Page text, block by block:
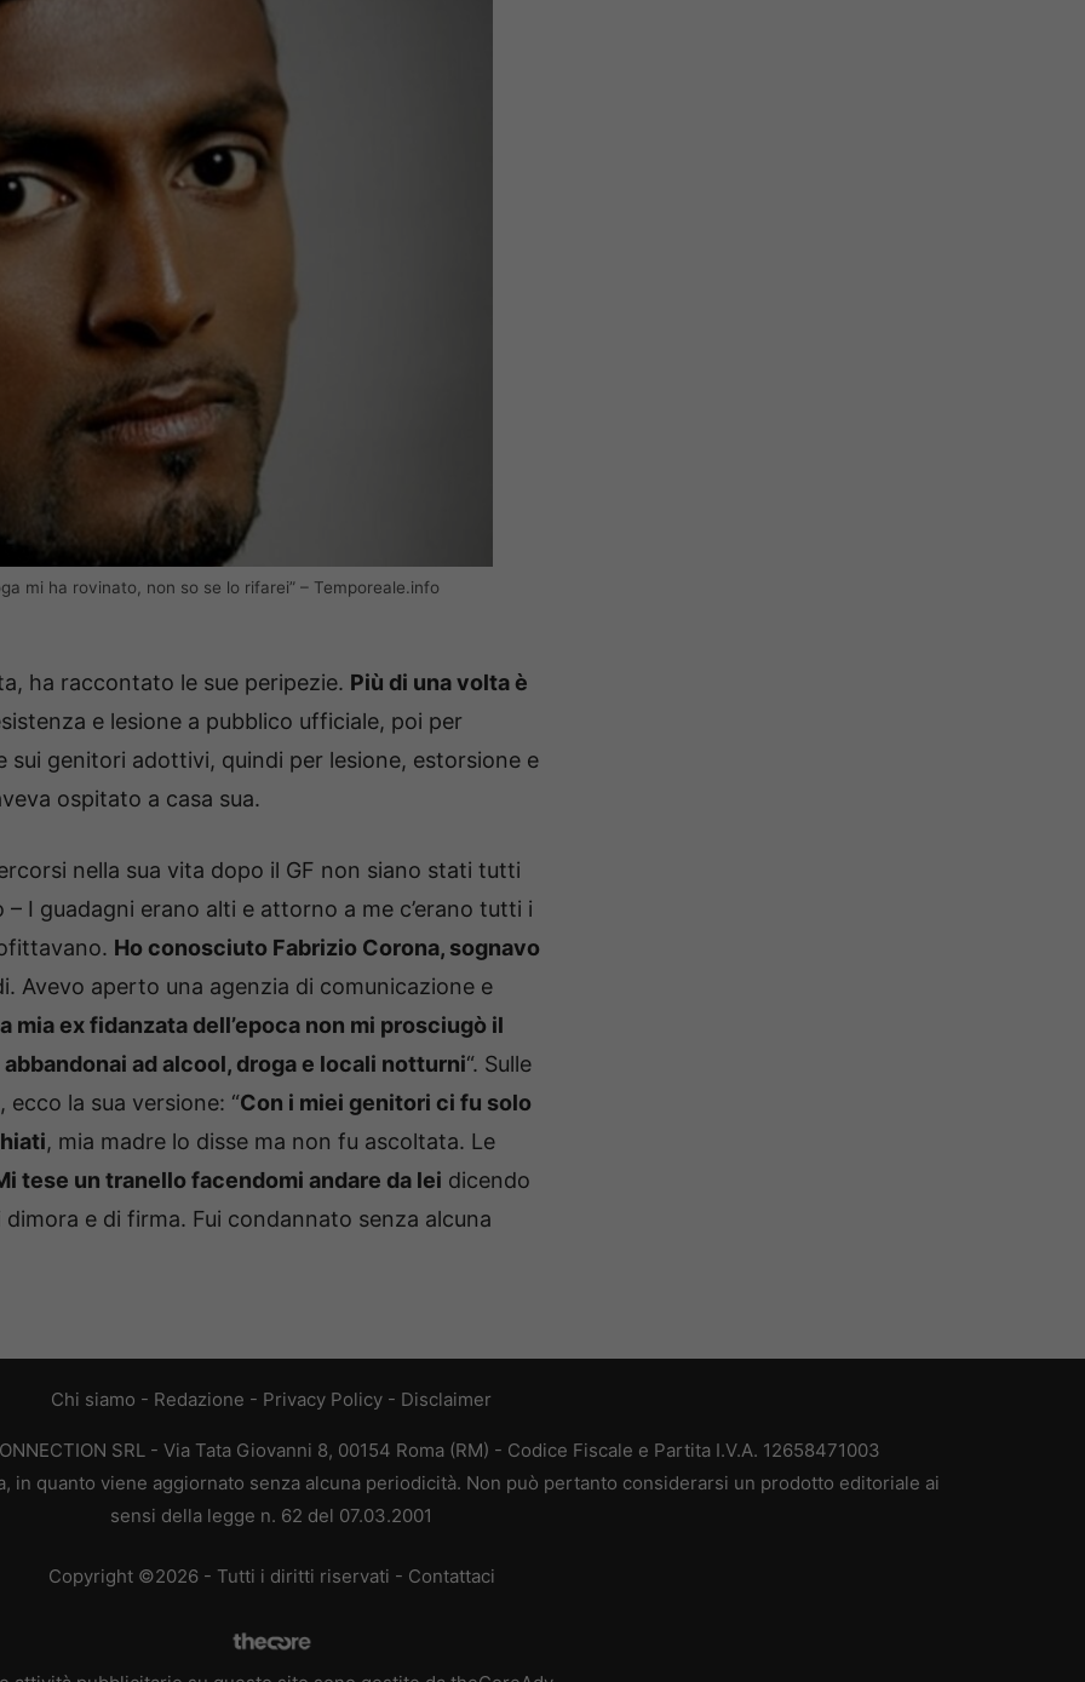
mi ha rovinato, non so se lo rifarei” – Temporeale.info
ha raccontato le sue peripezie. Più di una volta è
e lesione a pubblico ufficiale, poi per
sui genitori adottivi, quindi per lesione, estorsione e
ospitato a casa sua.
nella sua vita dopo il GF non siano stati tutti
I guadagni erano alti e attorno a me c’erano tutti i
Ho conosciuto Fabrizio Corona, sognavo
Avevo aperto una agenzia di comunicazione e
mia ex fidanzata dell’epoca non mi prosciugò il
abbandonai ad alcool, droga e locali notturni“. Sulle
la sua versione: “Con i miei genitori ci fu solo
, mia madre lo disse ma non fu ascoltata. Le
tese un tranello facendomi andare da lei dicendo
e di firma. Fui condannato senza alcuna
Chi siamo - Redazione - Privacy Policy - Disclaimer
SRL - Via Tata Giovanni 8, 00154 Roma (RM) - Codice Fiscale e Partita I.V.A. 12658471003
in quanto viene aggiornato senza alcuna periodicità. Non può pertanto considerarsi un prodotto editoriale ai
sensi della legge n. 62 del 07.03.2001
Copyright ©2026 - Tutti i diritti riservati - Contattaci